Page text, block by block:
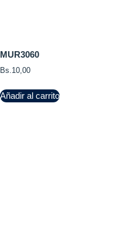
MUR3060
Bs. 10,00
Añadir al carrito